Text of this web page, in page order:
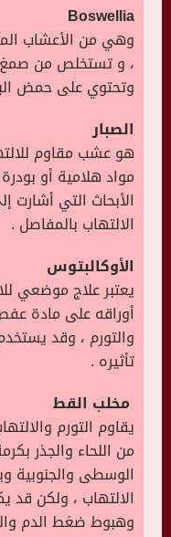
Boswellia
وهي من الأعشاب
، و تستخلص من صمغ
وتحتوي على حمض
الصبار
هو عشب مقاوم
مواد هلامية أو
الأبحاث التي أشارت
الالتهاب بالمفاصل .
الأوكالبتوس
يعتبر علاج موضعي
أوراقه على مادة
والتورم ، وقد
تأثيره .
مخلب القط
يقاوم التورم
من اللحاء والجذر
الوسطى والجنوبية
الالتهاب ، ولكن قد
وهبوط ضغط الدم